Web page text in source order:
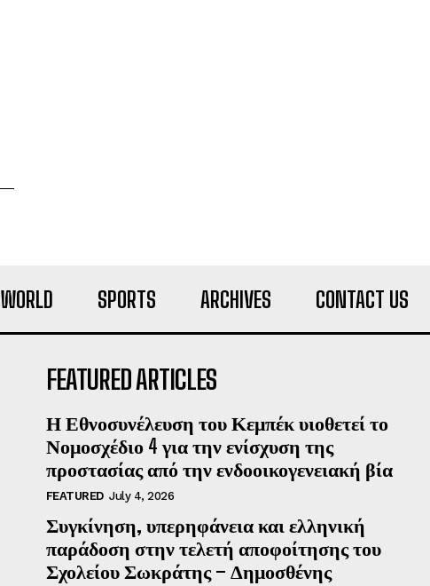
WORLD SPORTS ARCHIVES CONTACT US
FEATURED ARTICLES
Η Εθνοσυνέλευση του Κεμπέκ υιοθετεί το
Νομοσχέδιο 4 για την ενίσχυση της
προστασίας από την ενδοοικογενειακή βία
FEATURED July 4, 2026
Συγκίνηση, υπερηφάνεια και ελληνική
παράδοση στην τελετή αποφοίτησης του
Σχολείου Σωκράτης – Δημοσθένης